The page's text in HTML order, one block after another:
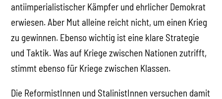
antiimperialistischer Kämpfer und ehrlicher Demokrat
erwiesen. Aber Mut alleine reicht nicht, um einen Krieg
zu gewinnen. Ebenso wichtig ist eine klare Strategie
und Taktik. Was auf Kriege zwischen Nationen zutrifft,
stimmt ebenso für Kriege zwischen Klassen.
Die ReformistInnen und StalinistInnen versuchen damit